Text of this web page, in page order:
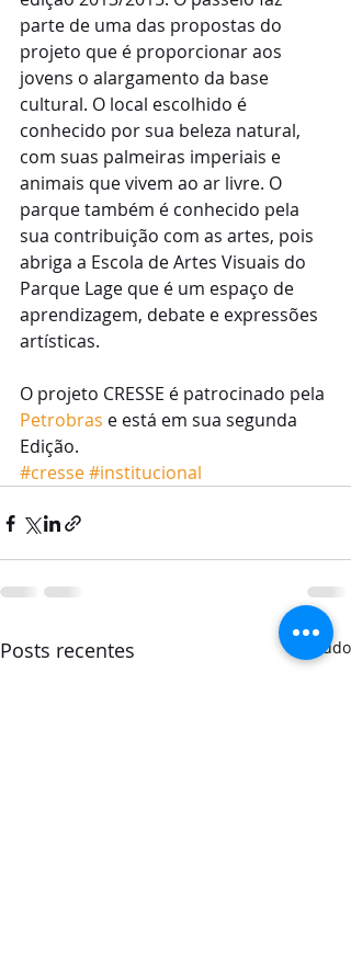
parte de uma das propostas do
projeto que é proporcionar aos
jovens o alargamento da base
cultural. O local escolhido é
conhecido por sua beleza natural,
com suas palmeiras imperiais e
animais que vivem ao ar livre. O
parque também é conhecido pela
sua contribuição com as artes, pois
abriga a Escola de Artes Visuais do
Parque Lage que é um espaço de
aprendizagem, debate e expressões
artísticas.
O projeto CRESSE é patrocinado pela
Petrobras e está em sua segunda
Edição.
#cresse#institucional
Posts recentes Ver tudo